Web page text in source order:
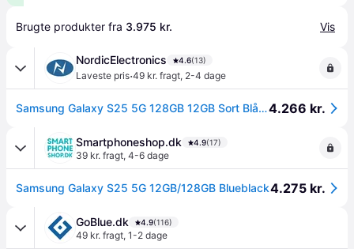
Brugte produkter fra 3.975 kr. Vis
NordicElectronics 4.6(13)
Laveste pris·49 kr. fragt, 2-4 dage
Samsung Galaxy S25 5G 128GB 12GB Sort Blåsort4.266 kr.
Smartphoneshop.dk 4.9(17)
39 kr. fragt, 4-6 dage
Samsung Galaxy S25 5G 12GB/128GB Blueblack4.275 kr.
GoBlue.dk 4.9(116)
49 kr. fragt, 1-2 dage